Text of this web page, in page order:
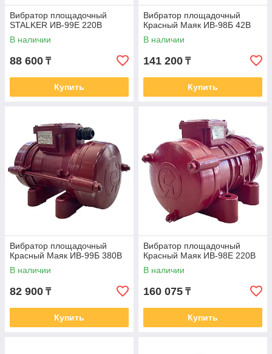
Вибратор площадочный
STALKER ИВ-99Е 220В
В наличии
88 600 ₸
Купить
Вибратор площадочный
Красный Маяк ИВ-98Б 42В
В наличии
141 200 ₸
Купить
Вибратор площадочный
Красный Маяк ИВ-99Б 380В
В наличии
82 900 ₸
Купить
Вибратор площадочный
Красный Маяк ИВ-98Е 220В
В наличии
160 075 ₸
Купить